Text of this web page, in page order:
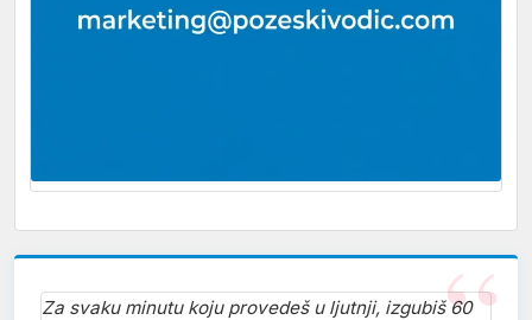
Za svaku minutu koju provedeš u ljutnji, izgubiš 60